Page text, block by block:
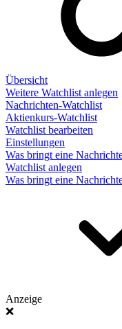
Übersicht
Weitere Watchlist anlegen
Nachrichten-Watchlist
Aktienkurs-Watchlist
Watchlist bearbeiten
Einstellungen
Was bringt eine
Watchlist anlegen
Was bringt eine
Anzeige
❌